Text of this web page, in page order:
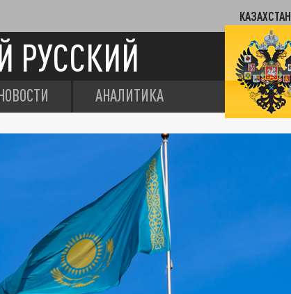
КАЗАХСТАН
РУССКИЙ
АНАЛИТИКА